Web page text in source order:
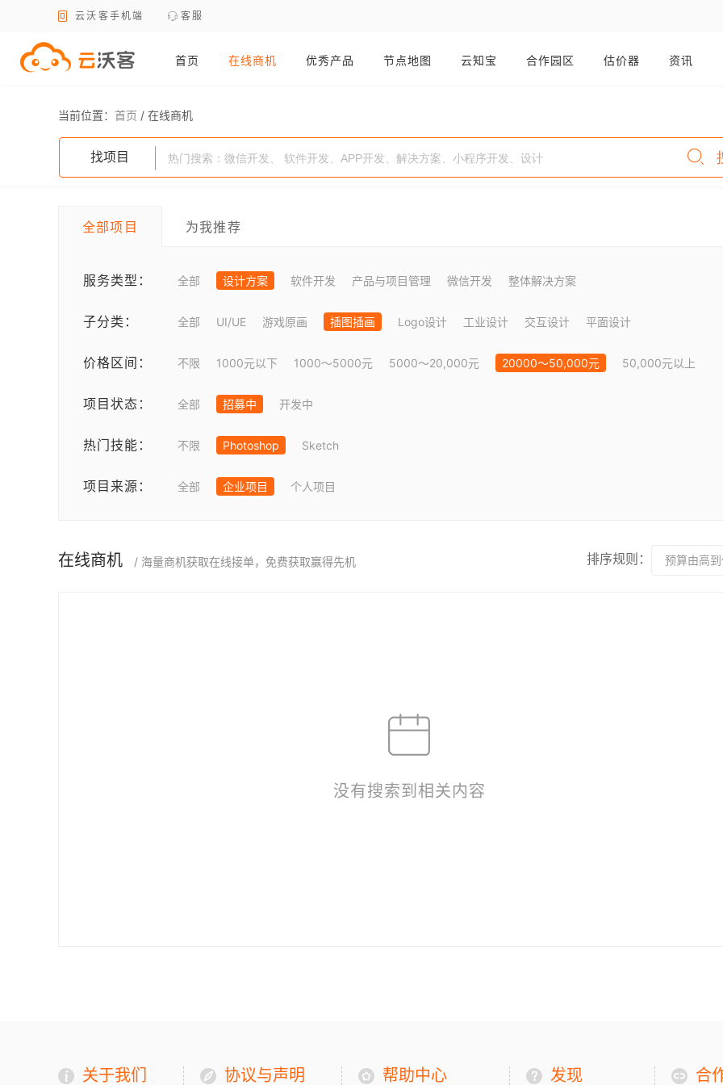
云沃客手机端 客服
首页 在线商机 优秀产品 节点地图 云知宝 合作园区 估价器 资讯
当前位置： 首页 / 在线商机
找项目
全部项目 为我推荐
服务类型： 全部 设计方案 软件开发 产品与项目管理 微信开发 整体解决方案
子分类： 全部 UI/UE 游戏原画 插图插画 Logo设计 工业设计 交互设计 平面设计
价格区间： 不限 1000元以下 1000～5000元 5000～20,000元 20000～50,000元 50,000元以上
项目状态： 全部 招募中 开发中
热门技能： 不限 Photoshop Sketch
项目来源： 全部 企业项目 个人项目
在线商机 / 海量商机获取在线接单，免费获取赢得先机 排序规则： 预算由高
没有搜索到相关内容
关于我们 协议与声明 帮助中心 发现 合